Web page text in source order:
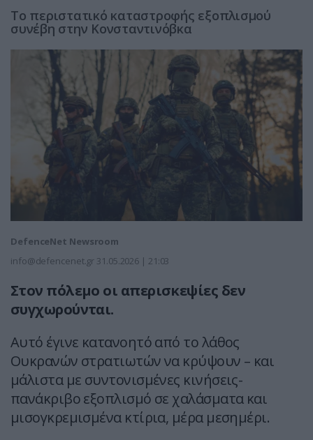
Το περιστατικό καταστροφής εξοπλισμού
συνέβη στην Κονσταντινόβκα
DefenceNet Newsroom
info@defencenet.gr 31.05.2026 | 21:03
Στον πόλεμο οι απερισκεψίες δεν
συγχωρούνται.
Αυτό έγινε κατανοητό από το λάθος
Ουκρανών στρατιωτών να κρύψουν – και
μάλιστα με συντονισμένες κινήσεις-
πανάκριβο εξοπλισμό σε χαλάσματα και
μισογκρεμισμένα κτίρια, μέρα μεσημέρι.